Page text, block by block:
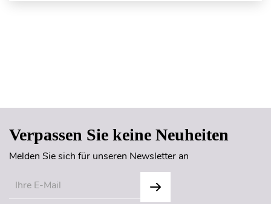
Verpassen Sie keine Neuheiten
Melden Sie sich für unseren Newsletter an